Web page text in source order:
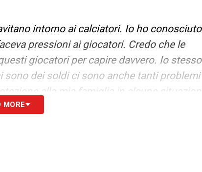
intorno ai calciatori. Io ho conosciuto
pressioni ai giocatori. Credo che le
giocatori per capire davvero. Io stesso
dei soldi ci sono anche tanti problemi
alla mia famiglia in alcune situazioni
succedendo quindi, non mi sorprende. Non
MORE